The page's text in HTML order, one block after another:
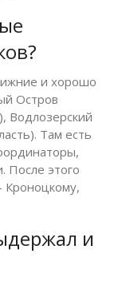
и хорошо
Остров
Водлозерский
Там есть
После этого
Кроноцкому,
и